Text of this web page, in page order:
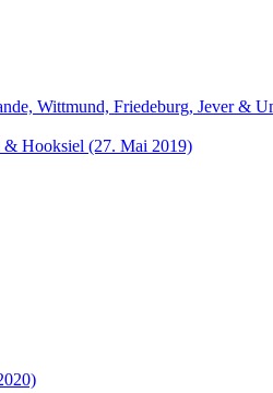
Wittmund, Friedeburg, Jever &
& Hooksiel (27. Mai 2019)